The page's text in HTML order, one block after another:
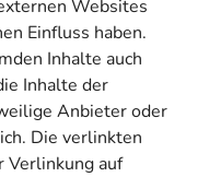
Websites
Einfluss haben.
Inhalte auch
Inhalte der
Anbieter oder
Die verlinkten
Verlinkung auf